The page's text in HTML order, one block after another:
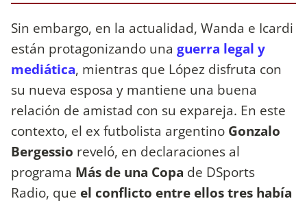
Sin embargo, en la actualidad, Wanda e Icardi
están protagonizando una guerra legal y
mediática, mientras que López disfruta con
su nueva esposa y mantiene una buena
relación de amistad con su expareja. En este
contexto, el ex futbolista argentino Gonzalo
Bergessio reveló, en declaraciones al
programa Más de una Copa de DSports
Radio, que el conflicto entre ellos tres había